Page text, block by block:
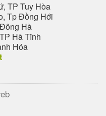
TP Tuy Hòa
Tp Đồng Hới
Hà
Hà Tĩnh
Hóa